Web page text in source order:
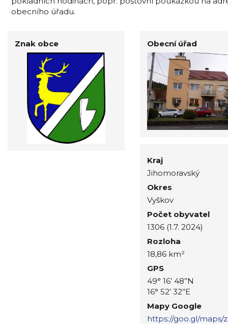
obecního úřadu.
Znak obce Obecní úřad
Kraj
Jihomoravský
Okres
Vyškov
Počet obyvatel
1306 (1.7. 2024)
Rozloha
18,86 km²
GPS
49° 16’ 48’’N
16° 52’ 32’’E
Mapy Google
https://goo.gl/maps/